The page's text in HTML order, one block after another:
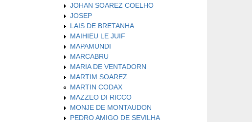
JOHAN SOAREZ COELHO
JOSEP
LAIS DE BRETANHA
MAIHIEU LE JUIF
MAPAMUNDI
MARCABRU
MARIA DE VENTADORN
MARTIM SOAREZ
MARTIN CODAX
MAZZEO DI RICCO
MONJE DE MONTAUDON
PEDRO AMIGO DE SEVILHA